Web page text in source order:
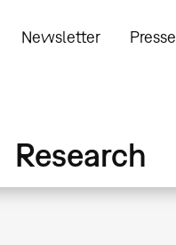
Newsletter Presse
Research